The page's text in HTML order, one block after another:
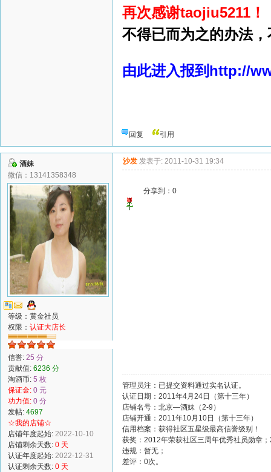
再次感谢taojiu5211！
不得已而为之的办法
由此进入报到 http://
回复 引用
酒妹
微信：13141358348
等级：黄金社员
权限： 认证大店长
信誉: 25 分
贡献值: 6236 分
淘酒币: 5 枚
保证金: 0 元
功力值: 0 分
发帖: 4697
☆我的店铺☆
店铺年度起始: 2022-10-10
店铺剩余天数: 0 天
认证年度起始: 2022-12-31
认证剩余天数: 0 天
沙发 发表于: 2011-10-31 19:34
分享到： 0
管理员注：已提交资料通过实名认证。
认证日期：2011年4月24日（第十三年）
店铺名号：北京—酒妹（2-9）
店铺开通：2011年10月10日（第十三年）
信用档案：获得社区五星级最高信誉级别！
获奖：2012年荣获社区三周年优秀社员勋章
违规：暂无；
差评：0次。